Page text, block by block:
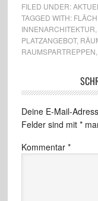
FILED UNDER:
TAGGED WITH:
INNENARCHITEKTUR
PLATZANGEBOT,
RAUMSPARTREPPEN
Deine E-Mail-
Felder sind mit *
Kommentar *